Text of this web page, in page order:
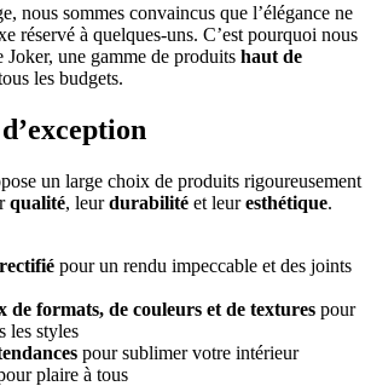
nous sommes convaincus que l’élégance ne
réservé à quelques-uns. C’est pourquoi nous
Joker, une gamme de produits haut de
les budgets.
un large choix de produits rigoureusement
qualité, leurdurabilité et leuresthétique.
pour un rendu impeccable et des joints
de formats, de couleurs et de textures pour
les styles
pour sublimer votre intérieur
plaire à tous